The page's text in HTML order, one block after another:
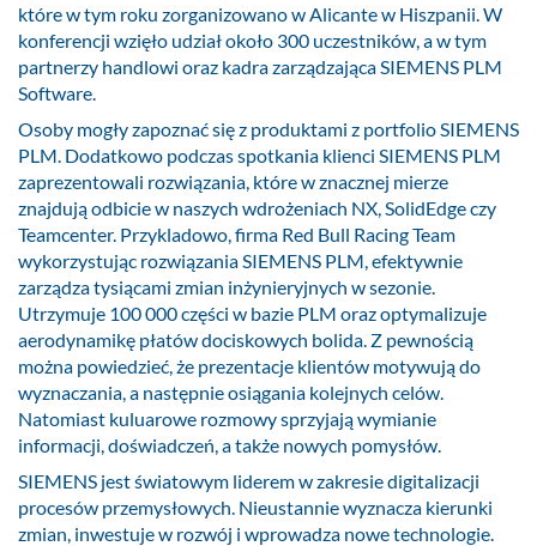
które w tym roku zorganizowano w Alicante w Hiszpanii. W
konferencji wzięło udział około 300 uczestników, a w tym
partnerzy handlowi oraz kadra zarządzająca SIEMENS PLM
Software.
Osoby mogły zapoznać się z produktami z portfolio SIEMENS
PLM. Dodatkowo podczas spotkania klienci SIEMENS PLM
zaprezentowali rozwiązania, które w znacznej mierze
znajdują odbicie w naszych wdrożeniach NX, SolidEdge czy
Teamcenter. Przykladowo, firma Red Bull Racing Team
wykorzystując rozwiązania SIEMENS PLM, efektywnie
zarządza tysiącami zmian inżynieryjnych w sezonie.
Utrzymuje 100 000 części w bazie PLM oraz optymalizuje
aerodynamikę płatów dociskowych bolida. Z pewnością
można powiedzieć, że prezentacje klientów motywują do
wyznaczania, a następnie osiągania kolejnych celów.
Natomiast kuluarowe rozmowy sprzyjają wymianie
informacji, doświadczeń, a także nowych pomysłów.
SIEMENS jest światowym liderem w zakresie digitalizacji
procesów przemysłowych. Nieustannie wyznacza kierunki
zmian, inwestuje w rozwój i wprowadza nowe technologie.